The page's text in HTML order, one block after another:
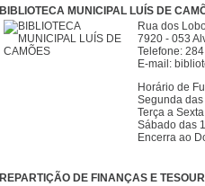
BIBLIOTECA MUNICIPAL LUÍS DE
Rua dos
7920 - 053
Telefone:
E-mail:
Horário de
Segunda
Terça a
Sábado das
Encerra ao
REPARTIÇÃO DE FINANÇAS E